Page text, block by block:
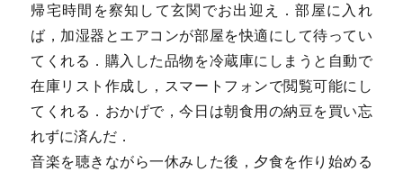
帰宅時間を察知して玄関でお出迎え．部屋に入れ
ば，加湿器とエアコンが部屋を快適にして待ってい
てくれる．購入した品物を冷蔵庫にしまうと自動で
在庫リスト作成し，スマートフォンで閲覧可能にし
てくれる．おかげで，今日は朝食用の納豆を買い忘
れずに済んだ．
音楽を聴きながら一休みした後，夕食を作り始める